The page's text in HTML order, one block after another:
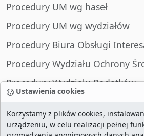
Ustawienia cookies
Korzystamy z plików cookies,
urządzeniu, w celu realizacji pełnej
Procedury UM wg haseł
Procedury UM wg wydziałów
Procedury Biura Obsługi
Procedury Wydziału Ochrony
Procedury Wydziału Podatków
Procedury Wydziału Spraw